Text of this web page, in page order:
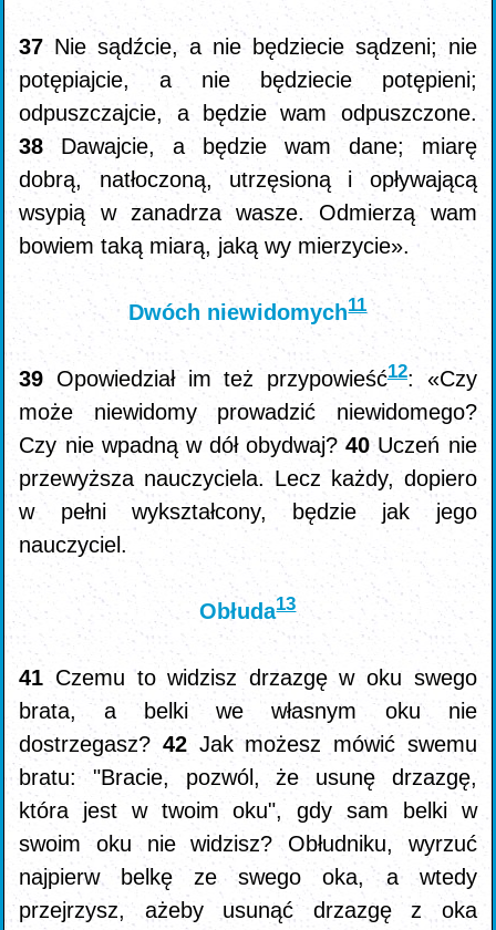
37 Nie sądźcie, a nie będziecie sądzeni; nie
potępiajcie, a nie będziecie potępieni;
odpuszczajcie, a będzie wam odpuszczone.
38 Dawajcie, a będzie wam dane; miarę
dobrą, natłoczoną, utrzęsioną i opływającą
wsypią w zanadrza wasze. Odmierzą wam
bowiem taką miarą, jaką wy mierzycie».
Dwóch niewidomych11
39 Opowiedział im też przypowieść12: «Czy
może niewidomy prowadzić niewidomego?
Czy nie wpadną w dół obydwaj?40 Uczeń nie
przewyższa nauczyciela. Lecz każdy, dopiero
w pełni wykształcony, będzie jak jego
nauczyciel.
Obłuda13
41 Czemu to widzisz drzazgę w oku swego
brata, a belki we własnym oku nie
dostrzegasz?42 Jak możesz mówić swemu
bratu: "Bracie, pozwól, że usunę drzazgę,
która jest w twoim oku", gdy sam belki w
swoim oku nie widzisz? Obłudniku, wyrzuć
najpierw belkę ze swego oka, a wtedy
przejrzysz, ażeby usunąć drzazgę z oka